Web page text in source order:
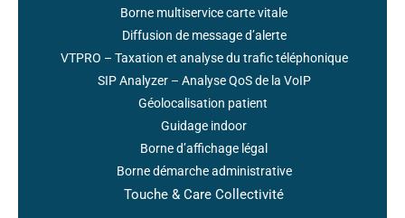
Borne multiservice carte vitale
Diffusion de message d’alerte
VTPRO – Taxation et analyse du trafic téléphonique
SIP Analyzer – Analyse QoS de la VoIP
Géolocalisation patient
Guidage indoor
Borne d’affichage légal
Borne démarche administrative
Touche & Care Collectivité